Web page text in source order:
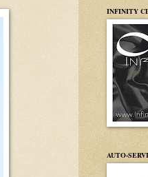
INFINITY
AUTO-